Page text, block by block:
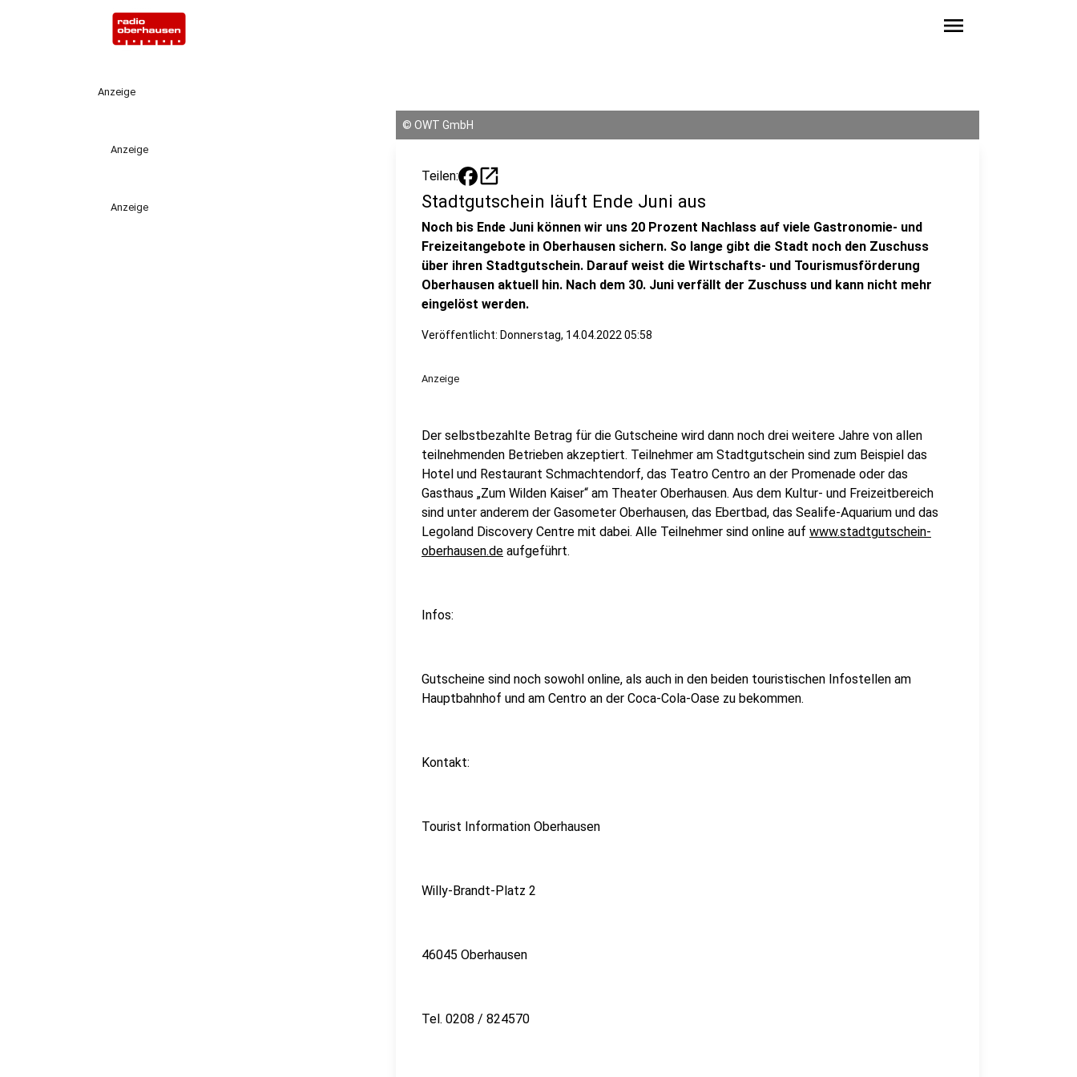
menu
Anzeige
Anzeige
Anzeige
© OWT GmbH
Teilen: open_in_new
Stadtgutschein läuft Ende Juni aus
Noch bis Ende Juni können wir uns 20 Prozent Nachlass auf viele Gastronomie- und
Freizeitangebote in Oberhausen sichern. So lange gibt die Stadt noch den Zuschuss
über ihren Stadtgutschein. Darauf weist die Wirtschafts- und Tourismusförderung
Oberhausen aktuell hin. Nach dem 30. Juni verfällt der Zuschuss und kann nicht mehr
eingelöst werden.
Veröffentlicht: Donnerstag, 14.04.2022 05:58
Anzeige
Der selbstbezahlte Betrag für die Gutscheine wird dann noch drei weitere Jahre von allen
teilnehmenden Betrieben akzeptiert. Teilnehmer am Stadtgutschein sind zum Beispiel das
Hotel und Restaurant Schmachtendorf, das Teatro Centro an der Promenade oder das
Gasthaus „Zum Wilden Kaiser“ am Theater Oberhausen. Aus dem Kultur- und Freizeitbereich
sind unter anderem der Gasometer Oberhausen, das Ebertbad, das Sealife-Aquarium und das
Legoland Discovery Centre mit dabei. Alle Teilnehmer sind online auf www.stadtgutschein-
oberhausen.de aufgeführt.
Infos:
Gutscheine sind noch sowohl online, als auch in den beiden touristischen Infostellen am
Hauptbahnhof und am Centro an der Coca-Cola-Oase zu bekommen.
Kontakt:
Tourist Information Oberhausen
Willy-Brandt-Platz 2
46045 Oberhausen
Tel. 0208 / 824570